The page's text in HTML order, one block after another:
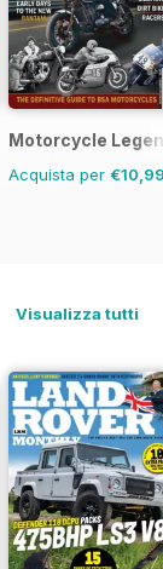
Motorcycle
Acquista per
Visualizza tutti